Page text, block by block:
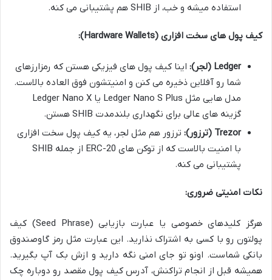
استفاده میشه و خب، از SHIB هم پشتیبانی می کنه.
کیف پول های سخت افزاری (Hardware Wallets):
Ledger (لجر):
اینا کیف پول های فیزیکی هستن که رمزارزهای
شما رو آفلاین ذخیره می کنن و امنیتشون فوق العاده بالاست.
مدل هایی مثل Ledger Nano S Plus یا Ledger Nano X
گزینه های عالی برای نگهداری بلندمدت SHIB هستن.
Trezor (ترزور):
ترزور هم مثل لجر، یه کیف پول سخت افزاری
با امنیت بالاست که از توکن های ERC-20 از جمله SHIB
پشتیبانی می کنه.
نکات امنیتی ضروری:
هرگز کلیدهای خصوصی یا عبارت بازیابی (Seed Phrase) کیف
پولتون رو با کسی به اشتراک نذارید. این عبارت مثل رمز گاوصندوق
بانکی شماست. اونو تو جای امنی نگه دارید و ازش بک آپ بگیرید.
همیشه قبل از انجام تراکنش، آدرس کیف پول مقصد رو دوباره چک